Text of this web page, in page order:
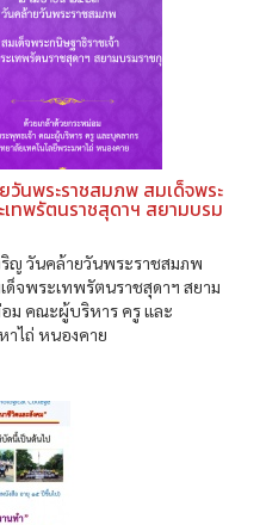
นพระราชสมภพ สมเด็จพระ
เทพรัตนราชสุดาฯ สยามบรม
ญ วันคล้ายวันพระราชสมภพ
ด็จพระเทพรัตนราชสุดาฯ สยาม
อม คณะผู้บริหาร ครู และ
าไถ่ หนองคาย